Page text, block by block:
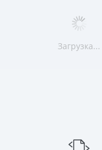
Загрузка...